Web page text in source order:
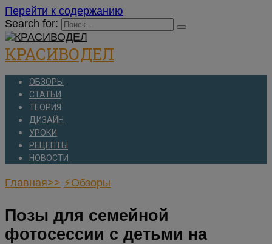
Перейти к содержанию
Search for:
КРАСИВОДЕЛ
ОБЗОРЫ
СТАТЬИ
ТЕОРИЯ
ДИЗАЙН
УРОКИ
РЕЦЕПТЫ
НОВОСТИ
Главная>> ⚡Обзоры
Позы для семейной
фотосессии с детьми на